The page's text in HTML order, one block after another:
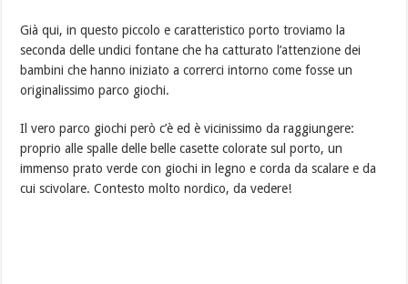
Già qui, in questo piccolo e caratteristico porto troviamo la
seconda delle undici fontane che ha catturato l’attenzione dei
bambini che hanno iniziato a correrci intorno come fosse un
originalissimo parco giochi.
Il vero parco giochi però c’è ed è vicinissimo da raggiungere:
proprio alle spalle delle belle casette colorate sul porto, un
immenso prato verde con giochi in legno e corda da scalare e da
cui scivolare. Contesto molto nordico, da vedere!